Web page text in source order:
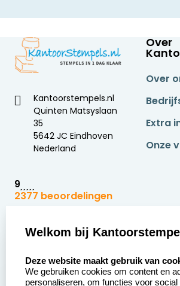
Kantoorstempels.nl
Quinten Matsyslaan
35
5642 JC Eindhoven
Nederland
9
2377 beoordelingen
Over
Over
Extra
Onze
Zakelijk:
Aanvraag op maat
Betaling &
Veel
Welkom bij
Deze website maakt gebruik van
We gebruiken cookies om content en
personaliseren, om functies voor